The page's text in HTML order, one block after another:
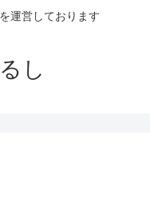
運営しております
し